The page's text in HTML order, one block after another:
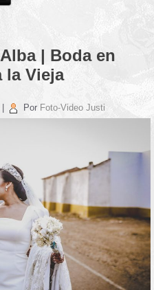
| Boda en
la Vieja
Por Foto-Video Justi